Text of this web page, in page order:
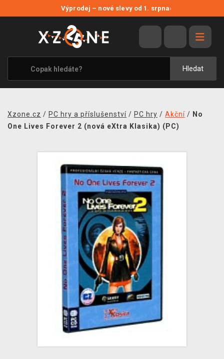
Výprodej – nové slevy od 1. srpna›
Hledat
VÝPRODEJ
VIDEOHRY
XZONE ORIGINALS
TÉMATIKY
MERCHANDISE
TCG & BOARDGAME HUB
VÝKUP HER (BAZAR)
Xzone.cz / PC hry a příslušenství / PC hry / Akční / No
One Lives Forever 2 (nová eXtra Klasika) (PC)